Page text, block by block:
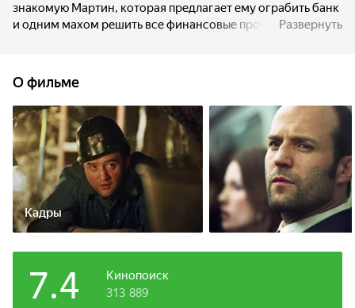
знакомую Мартин, которая предлагает ему ограбить банк
и одним махом решить все финансовые проблемы. Но на
Ограбление проходит успешно, но события принимают
неожиданный поворот.
Развернуть
О фильме
Кадры
Кинопоиск
7.4 313 889